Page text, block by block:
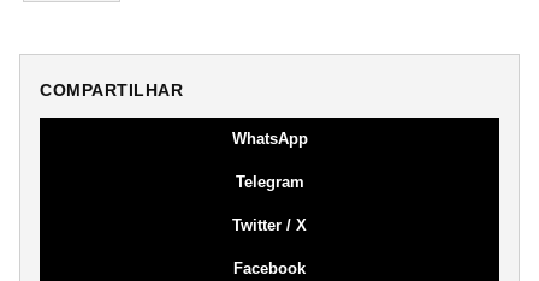
COMPARTILHAR
WhatsApp
Telegram
Twitter / X
Facebook